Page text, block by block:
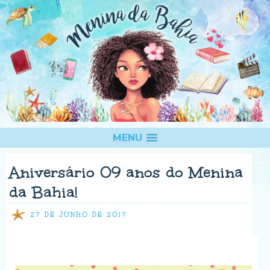
MENU
Aniversário 09 anos do Menina
da Bahia!
27 DE JUNHO DE 2017